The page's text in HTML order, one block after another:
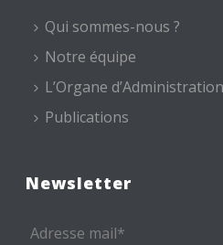
Qui sommes-nous ?
Notre équipe
L’Organe d’Administration
Publications
Newsletter
Adresse mail*